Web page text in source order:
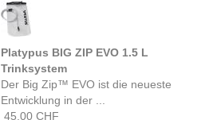
Platypus BIG ZIP EVO 1.5 L
Trinksystem
Der Big Zip™ EVO ist die neueste
Entwicklung in der ...
45.00 CHF